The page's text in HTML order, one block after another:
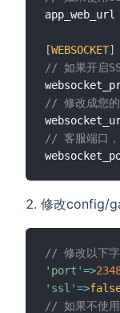
app_web_url
[WEBSOCKET]
// 如果开启
// 修改成您的
// 客服端口
修改config/
// 修改以下
'port'=>
'ssl'=>
// 如果不使用